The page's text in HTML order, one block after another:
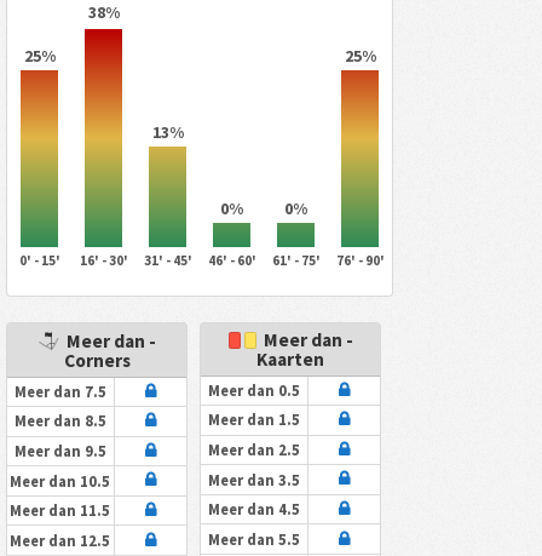
25%
38%
13%
0% 0%
25%
0' - 15' 16' - 30' 31' - 45' 46' - 60' 61' - 75' 76' - 90'
Meer dan -
Corners
Meer dan 7.5
Meer dan 8.5
Meer dan 9.5
Meer dan 10.5
Meer dan 11.5
Meer dan 12.5
Meer dan -
Kaarten
Meer dan 0.5
Meer dan 1.5
Meer dan 2.5
Meer dan 3.5
Meer dan 4.5
Meer dan 5.5